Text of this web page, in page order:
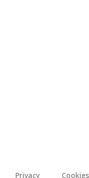
Privacy Cookies